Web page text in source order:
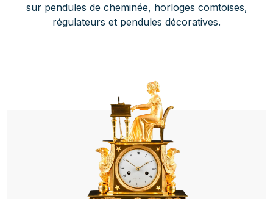
sur pendules de cheminée, horloges comtoises,
régulateurs et pendules décoratives.